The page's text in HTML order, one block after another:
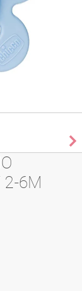
2-6M